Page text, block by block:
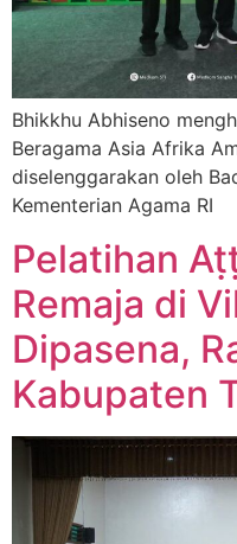
Bhikkhu Abhiseno
Beragama Asia Afrika
diselenggarakan oleh
Kementerian Agama RI
Pelatihan
Remaja di
Dipasena,
Kabupaten